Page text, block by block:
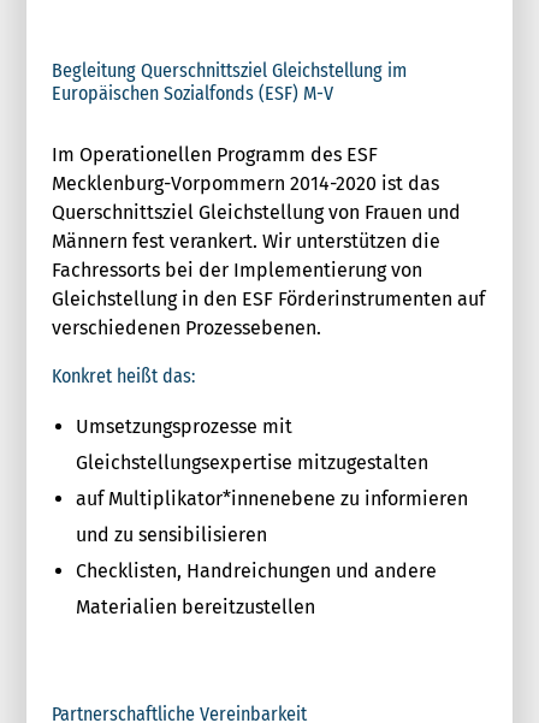
Begleitung Querschnittsziel Gleichstellung im
Europäischen Sozialfonds (ESF) M-V
Im Operationellen Programm des ESF
Mecklenburg-Vorpommern 2014-2020 ist das
Querschnittsziel Gleichstellung von Frauen und
Männern fest verankert. Wir unterstützen die
Fachressorts bei der Implementierung von
Gleichstellung in den ESF Förderinstrumenten auf
verschiedenen Prozessebenen.
Konkret heißt das:
Umsetzungsprozesse mit
Gleichstellungsexpertise mitzugestalten
auf Multiplikator*innenebene zu informieren
und zu sensibilisieren
Checklisten, Handreichungen und andere
Materialien bereitzustellen
Partnerschaftliche Vereinbarkeit